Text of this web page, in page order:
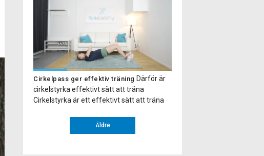
Cirkelpass ger effektiv träning Därför är
cirkelstyrka effektivt sätt att träna
Cirkelstyrka är ett effektivt sätt att träna
gör ett antal övningar efter varandra eller
med kort vila mellan varje övning. Fördelen
Äldre